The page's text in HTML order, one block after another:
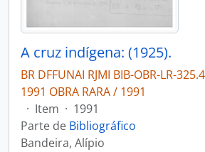
A cruz indígena: (1925).
BR DFFUNAI RJMI BIB-OBR-LR-
1991 OBRA RARA / 1991
· Item · 1991
Parte de Bibliográfico
Bandeira, Alípio